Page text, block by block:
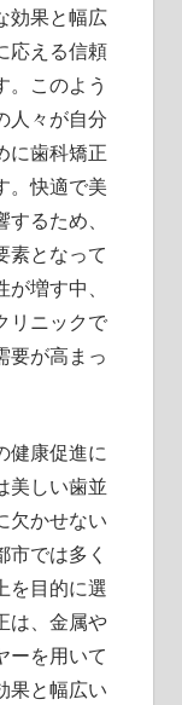
効果と幅広
応える信頼
。このよう
人々が自分
に歯科矯正
。快適で美
るため、
素となって
増す中、
リニックで
要が高まっ
健康促進に
美しい歯並
欠かせない
では多く
を目的に選
は、金属や
ーを用いて
果と幅広い